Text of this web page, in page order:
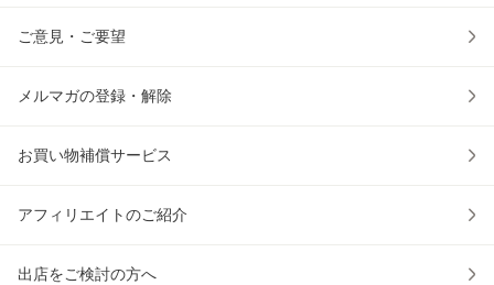
ご意見・ご要望
メルマガの登録・解除
お買い物補償サービス
アフィリエイトのご紹介
出店をご検討の方へ